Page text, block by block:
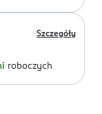
Szczegóły
roboczych